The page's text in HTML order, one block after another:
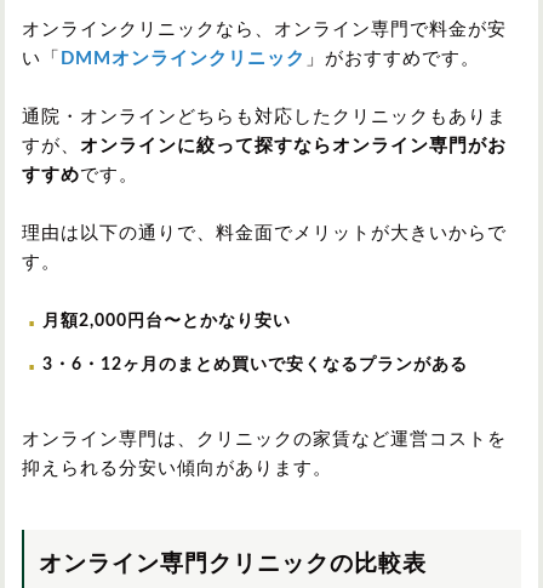
オンラインクリニックなら、オンライン専門で料金が安
い「 DMMオンラインクリニック 」がおすすめです。
通院・オンラインどちらも対応したクリニックもありま
すが、 オンラインに絞って探すならオンライン専門がお
すすめです。
理由は以下の通りで、料金面でメリットが大きいからで
す。
月額2,000円台〜とかなり安い
3・6・12ヶ月のまとめ買いで安くなるプランがある
オンライン専門は、クリニックの家賃など運営コストを
抑えられる分安い傾向があります。
オンライン専門クリニックの比較表